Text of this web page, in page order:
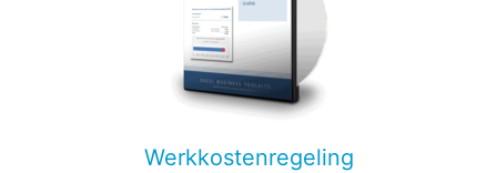
Werkkostenregeling